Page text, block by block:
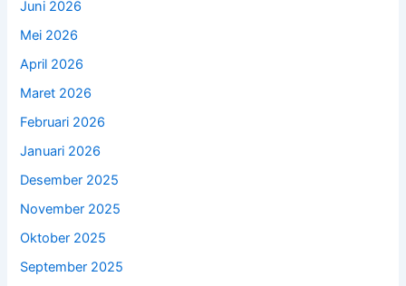
Juni 2026
Mei 2026
April 2026
Maret 2026
Februari 2026
Januari 2026
Desember 2025
November 2025
Oktober 2025
September 2025